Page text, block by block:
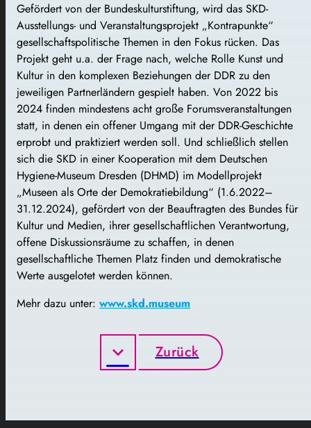
Gefördert von der Bundeskulturstiftung, wird das SKD-
Ausstellungs- und Veranstaltungsprojekt „Kontrapunkte“
gesellschaftspolitische Themen in den Fokus rücken. Das
Projekt geht u.a. der Frage nach, welche Rolle Kunst und
Kultur in den komplexen Beziehungen der DDR zu den
jeweiligen Partnerländern gespielt haben. Von 2022 bis
2024 finden mindestens acht große Forumsveranstaltungen
statt, in denen ein offener Umgang mit der DDR-Geschichte
erprobt und praktiziert werden soll. Und schließlich stellen
sich die SKD in einer Kooperation mit dem Deutschen
Hygiene-Museum Dresden (DHMD) im Modellprojekt
„Museen als Orte der Demokratiebildung“ (1.6.2022–
31.12.2024), gefördert von der Beauftragten des Bundes für
Kultur und Medien, ihrer gesellschaftlichen Verantwortung,
offene Diskussionsräume zu schaffen, in denen
gesellschaftliche Themen Platz finden und demokratische
Werte ausgelotet werden können.
Mehr dazu unter: www.skd.museum
Zurück